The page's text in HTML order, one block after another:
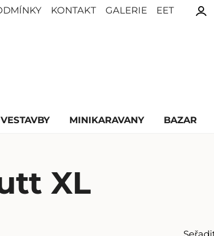
KONTAKT GALERIE EET
MINIKARAVANY BAZAR
XL